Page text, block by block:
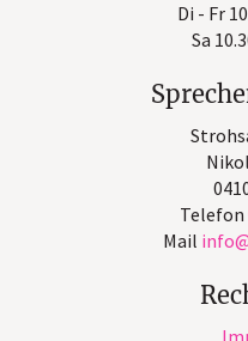
Di - Fr
Sa
Telefon
Mail info